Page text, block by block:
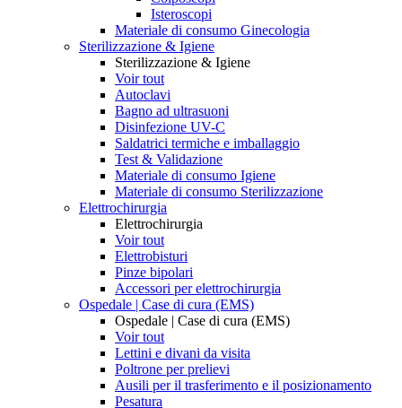
Isteroscopi
Materiale di consumo Ginecologia
Sterilizzazione & Igiene
Sterilizzazione & Igiene
Voir tout
Autoclavi
Bagno ad ultrasuoni
Disinfezione UV-C
Saldatrici termiche e imballaggio
Test & Validazione
Materiale di consumo Igiene
Materiale di consumo Sterilizzazione
Elettrochirurgia
Elettrochirurgia
Voir tout
Elettrobisturi
Pinze bipolari
Accessori per elettrochirurgia
Ospedale | Case di cura (EMS)
Ospedale | Case di cura (EMS)
Voir tout
Lettini e divani da visita
Poltrone per prelievi
Ausili per il trasferimento e il posizionamento
Pesatura